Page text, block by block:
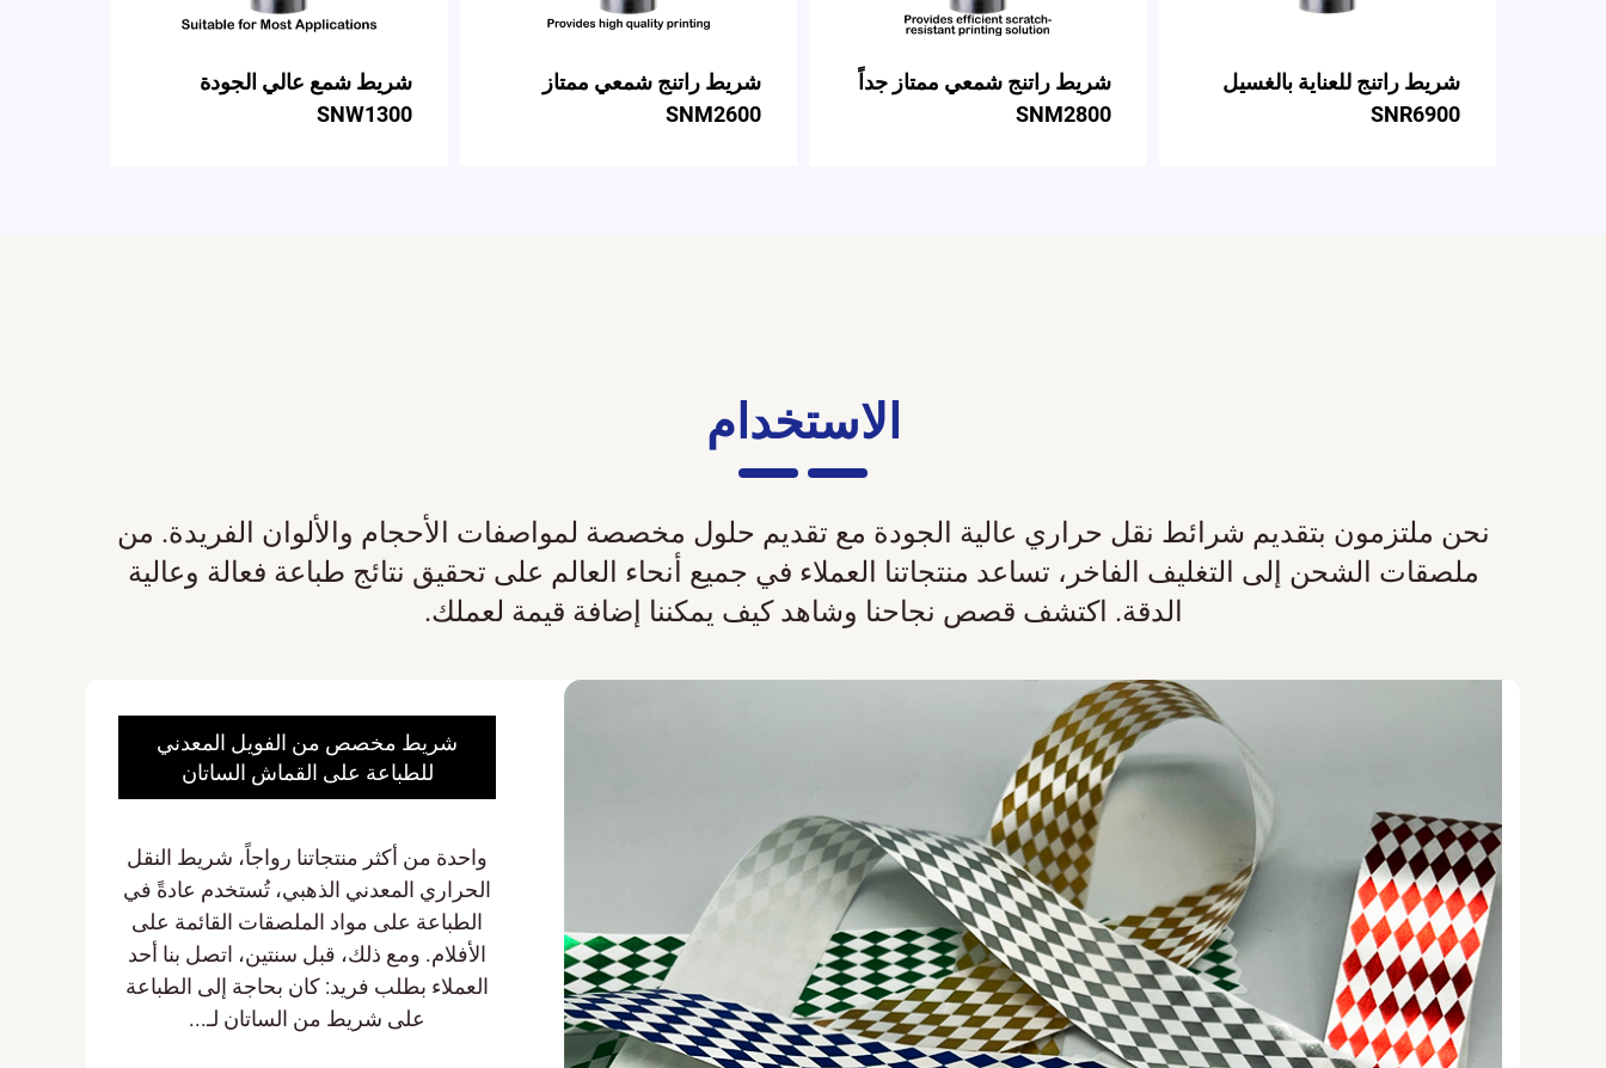
شريط راتنج للعناية بالغسيل
SNR6900
شريط راتنج شمعي ممتاز جداً
SNM2800
شريط راتنج شمعي ممتاز
SNM2600
شريط شمع عالي الجودة
SNW1300
الاستخدام
نحن ملتزمون بتقديم شرائط نقل حراري عالية الجودة مع تقديم حلول مخصصة لمواصفات الأحجام والألوان الفريدة. من
ملصقات الشحن إلى التغليف الفاخر، تساعد منتجاتنا العملاء في جميع أنحاء العالم على تحقيق نتائج طباعة فعالة وعالية
الدقة. اكتشف قصص نجاحنا وشاهد كيف يمكننا إضافة قيمة لعملك.
عندما احتاج مورد زخارف احتفالية إلى أربعة
أشرطة من الساتان بألوان مختلفة مطبوعة
برسوم معدنية لهدايا عيد الفطر - كلها في
موعد نهائي ضيق - قمنا بتصميم حل يجمع
بين الكفاءة والأناقة. باستخدام تقنية طباعة
متوازية رباعية...
شريط مخصص من الفويل المعدني
للطباعة على القماش الساتان
واحدة من أكثر منتجاتنا رواجاً، شريط النقل
الحراري المعدني الذهبي، تُستخدم عادةً في
الطباعة على مواد الملصقات القائمة على
الأفلام. ومع ذلك، قبل سنتين، اتصل بنا أحد
العملاء بطلب فريد: كان بحاجة إلى الطباعة
على شريط من الساتان لـ...